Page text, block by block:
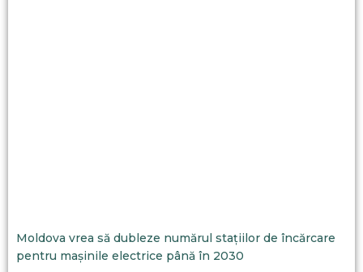
Moldova vrea să dubleze numărul stațiilor de încărcare
pentru mașinile electrice până în 2030